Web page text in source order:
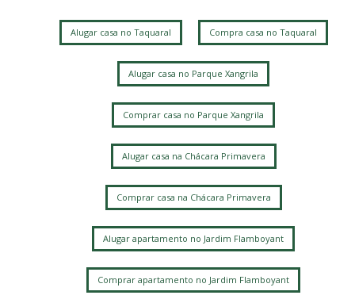
Alugar casa no Taquaral Compra casa no Taquaral
Alugar casa no Parque Xangrila
Comprar casa no Parque Xangrila
Alugar casa na Chácara Primavera
Comprar casa na Chácara Primavera
Alugar apartamento no Jardim Flamboyant
Comprar apartamento no Jardim Flamboyant